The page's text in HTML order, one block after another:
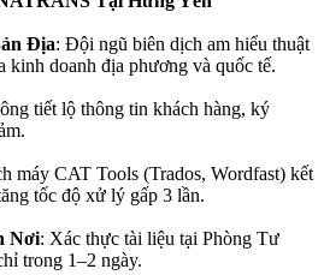
Địa: Đội ngũ biên dịch am hiểu thuật
kinh doanh địa phương và quốc tế.
tiết lộ thông tin khách hàng, ký
máy CAT Tools (Trados, Wordfast) kết
tốc độ xử lý gấp 3 lần.
Nơi: Xác thực tài liệu tại Phòng Tư
trong 1–2 ngày.